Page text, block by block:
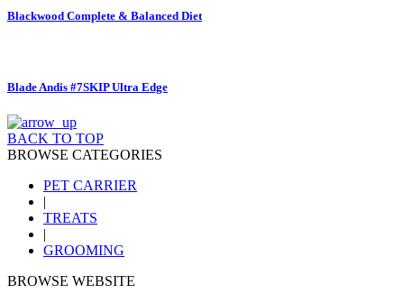
Blackwood Complete & Balanced Diet
Blade Andis #7SKIP Ultra Edge
BACK TO TOP
BROWSE CATEGORIES
PET CARRIER
|
TREATS
|
GROOMING
BROWSE WEBSITE